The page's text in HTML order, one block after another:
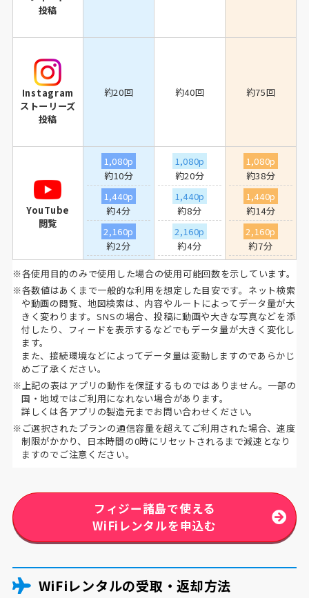
投稿
Instagram
ストーリーズ
投稿
約20回 約40回 約75回
YouTube
閲覧
1,080p
約10分
1,440p
約4分
2,160p
約2分
1,080p
約20分
1,440p
約8分
2,160p
約4分
1,080p
約38分
1,440p
約14分
2,160p
約7分
※各使用目的のみで使用した場合の使用可能回数を示しています。
※各数値はあくまで一般的な利用を想定した目安です。ネット検索
や動画の閲覧、地図検索は、内容やルートによってデータ量が大
きく変わります。SNSの場合、投稿に動画や大きな写真などを添
付したり、フィードを表示するなどでもデータ量が大きく変化し
ます。
また、接続環境などによってデータ量は変動しますのであらかじ
めご了承ください。
※上記の表はアプリの動作を保証するものではありません。一部の
国・地域ではご利用になれない場合があります。
詳しくは各アプリの製造元までお問い合わせください。
※ご選択されたプランの通信容量を超えてご利用された場合、速度
制限がかかり、日本時間の0時にリセットされるまで減速となり
ますのでご注意ください。
フィジー諸島で使える
WiFiレンタルを申込む
WiFiレンタルの受取・返却方法